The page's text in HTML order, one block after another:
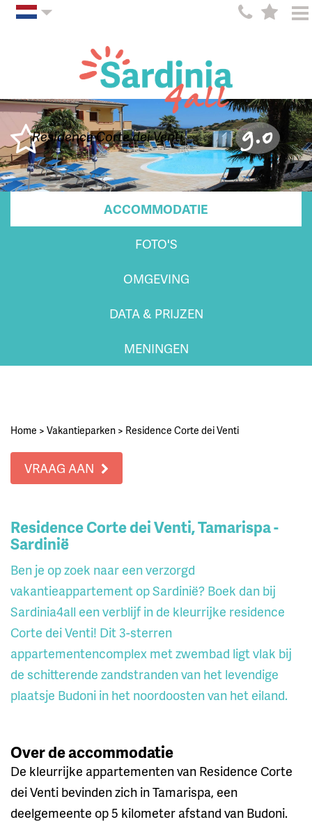
Residence Corte dei Venti 9.0
ACCOMMODATIE
FOTO'S
OMGEVING
DATA & PRIJZEN
MENINGEN
Home > Vakantieparken > Residence Corte dei Venti
VRAAG AAN
Residence Corte dei Venti, Tamarispa -
Sardinië
Ben je op zoek naar een verzorgd
vakantieappartement op Sardinië? Boek dan bij
Sardinia4all een verblijf in de kleurrijke residence
Corte dei Venti! Dit 3-sterren
appartementencomplex met zwembad ligt vlak bij
de schitterende zandstranden van het levendige
plaatsje Budoni in het noordoosten van het eiland.
Over de accommodatie
De kleurrijke appartementen van Residence Corte
dei Venti bevinden zich in Tamarispa, een
deelgemeente op 5 kilometer afstand van Budoni.